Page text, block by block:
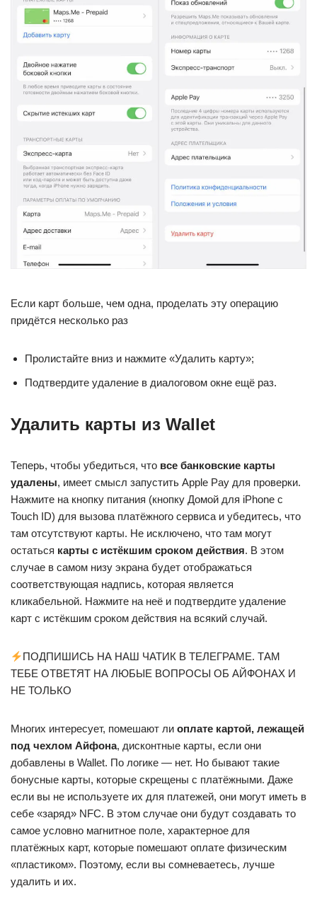
Если карт больше, чем одна, проделать эту операцию
придётся несколько раз
Пролистайте вниз и нажмите «Удалить карту»;
Подтвердите удаление в диалоговом окне ещё раз.
Удалить карты из Wallet
Теперь, чтобы убедиться, что все банковские карты
удалены, имеет смысл запустить Apple Pay для проверки.
Нажмите на кнопку питания (кнопку Домой для iPhone с
Touch ID) для вызова платёжного сервиса и убедитесь, что
там отсутствуют карты. Не исключено, что там могут
остаться карты с истёкшим сроком действия. В этом
случае в самом низу экрана будет отображаться
соответствующая надпись, которая является
кликабельной. Нажмите на неё и подтвердите удаление
карт с истёкшим сроком действия на всякий случай.
ПОДПИШИСЬ НА НАШ ЧАТИК В ТЕЛЕГРАМЕ. ТАМ
ТЕБЕ ОТВЕТЯТ НА ЛЮБЫЕ ВОПРОСЫ ОБ АЙФОНАХ И
НЕ ТОЛЬКО
Многих интересует, помешают ли оплате картой, лежащей
под чехлом Айфона, дисконтные карты, если они
добавлены в Wallet. По логике — нет. Но бывают такие
бонусные карты, которые скрещены с платёжными. Даже
если вы не используете их для платежей, они могут иметь в
себе «заряд» NFC. В этом случае они будут создавать то
самое условно магнитное поле, характерное для
платёжных карт, которые помешают оплате физическим
«пластиком». Поэтому, если вы сомневаетесь, лучше
удалить и их.